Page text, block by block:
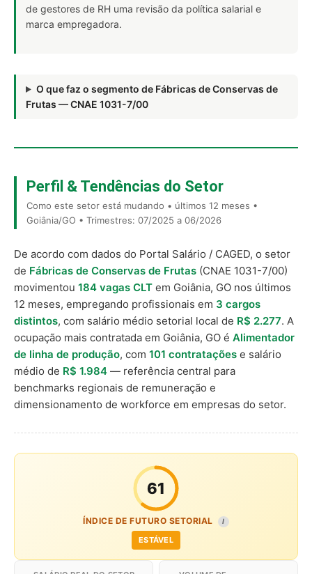
de gestores de RH uma revisão da política salarial e
marca empregadora.
O que faz o segmento de Fábricas de Conservas de
Frutas — CNAE 1031-7/00
Perfil & Tendências do Setor
Como este setor está mudando • últimos 12 meses •
Goiânia/GO • Trimestres: 07/2025 a 06/2026
De acordo com dados do Portal Salário / CAGED, o setor
de Fábricas de Conservas de Frutas (CNAE 1031-7/00)
movimentou 184 vagas CLT em Goiânia, GO nos últimos
12 meses, empregando profissionais em 3 cargos
distintos, com salário médio setorial local de R$ 2.277. A
ocupação mais contratada em Goiânia, GO é Alimentador
de linha de produção, com 101 contratações e salário
médio de R$ 1.984 — referência central para
benchmarks regionais de remuneração e
dimensionamento de workforce em empresas do setor.
61
ÍNDICE DE FUTURO SETORIAL I
ESTÁVEL